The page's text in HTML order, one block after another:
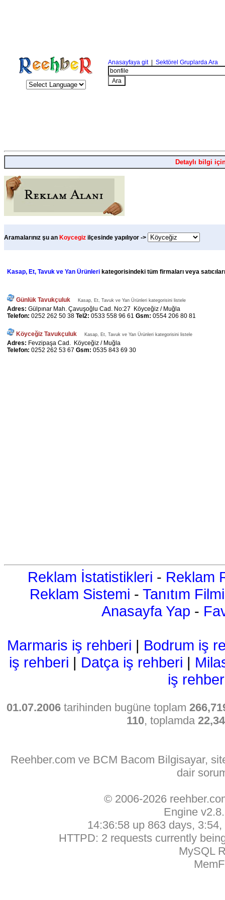
Anasayfaya git| Sektörel Gruplarda Ara
Detaylı bilgi
Aramalarınız şu an Koycegiz ilçesinde yapılıyor ->
Kasap, Et, Tavuk ve Yan Ürünleri kategorisindeki tüm firmaları veya
Günlük Tavukçuluk Kasap, Et, Tavuk ve Yan Ürünleri kategorisini listele
Adres: Gülpınar Mah. Çavuşoğlu Cad. No:27 Köyceğiz / Muğla
Telefon: 0252 262 50 38 Tel2: 0533 558 96 61 Gsm: 0554 206 80 81
Köyceğiz Tavukçuluk Kasap, Et, Tavuk ve Yan Ürünleri kategorisini listele
Adres: Fevzipaşa Cad. Köyceğiz / Muğla
Telefon: 0252 262 53 67 Gsm: 0535 843 69 30
Reklam İstatistikleri - Reklam
Reklam Sistemi - Tanıtım Filmi
Anasayfa Yap -
Marmaris iş rehberi | Bodrum iş
iş rehberi | Datça iş rehberi |
iş
01.07.2006tarihinden bugüne toplam
110, toplamda
Reehber.com ve BCM Bacom Bilgisayar,
dair
© 2006-2026
Engine
14:36:58 up 863 days,
HTTPD: 2 requests currently
MySQL